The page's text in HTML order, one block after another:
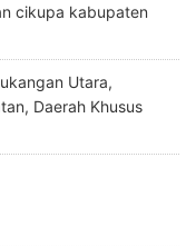
cikupa kabupaten
Utara,
Daerah Khusus